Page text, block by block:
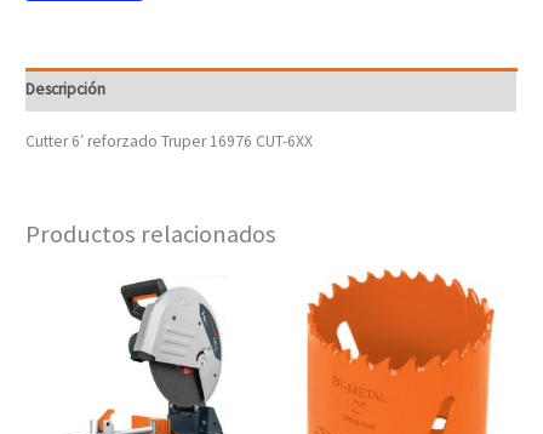
Descripción
Cutter 6′ reforzado Truper 16976 CUT-6XX
Productos relacionados